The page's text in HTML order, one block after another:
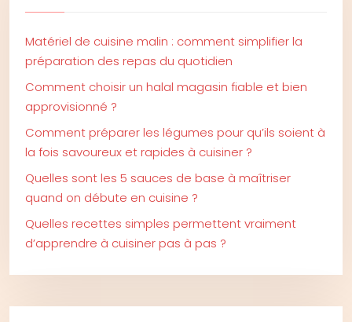
Matériel de cuisine malin : comment simplifier la
préparation des repas du quotidien
Comment choisir un halal magasin fiable et bien
approvisionné ?
Comment préparer les légumes pour qu’ils soient à
la fois savoureux et rapides à cuisiner ?
Quelles sont les 5 sauces de base à maîtriser
quand on débute en cuisine ?
Quelles recettes simples permettent vraiment
d’apprendre à cuisiner pas à pas ?